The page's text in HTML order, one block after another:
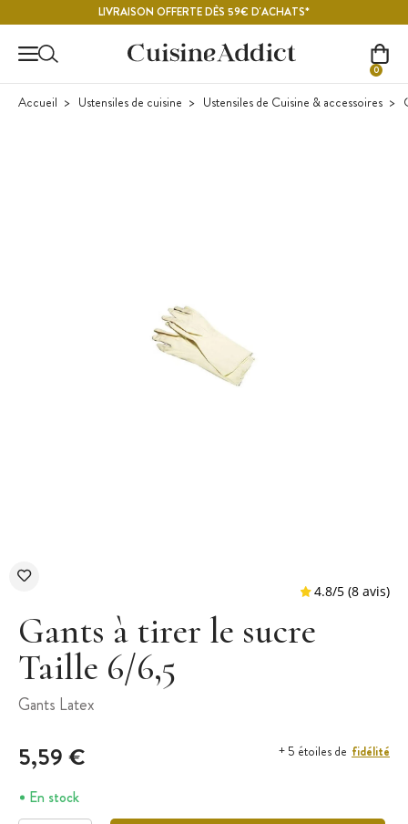
LIVRAISON OFFERTE DÈS 59€ D'ACHATS*
0
Accueil Ustensiles de cuisine Ustensiles de Cuisine & accessoires
Gants à tirer le sucre
Taille 6/6,5
Gants Latex
5,59 € + 5 étoiles de fidélité
En stock